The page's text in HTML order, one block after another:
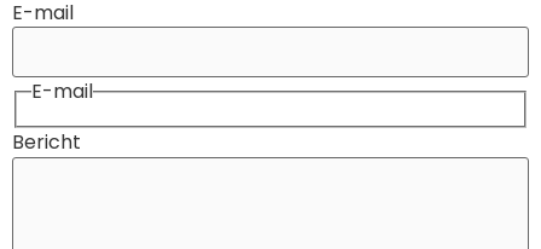
E-mail
E-mail
Bericht